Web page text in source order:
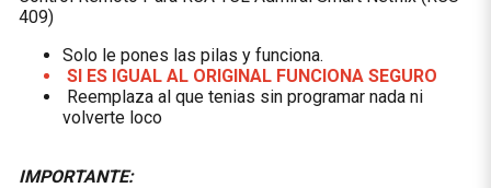
409)
Solo le pones las pilas y funciona.
SI ES IGUAL AL ORIGINAL FUNCIONA SEGURO
Reemplaza al que tenias sin programar nada ni
volverte loco
IMPORTANTE: